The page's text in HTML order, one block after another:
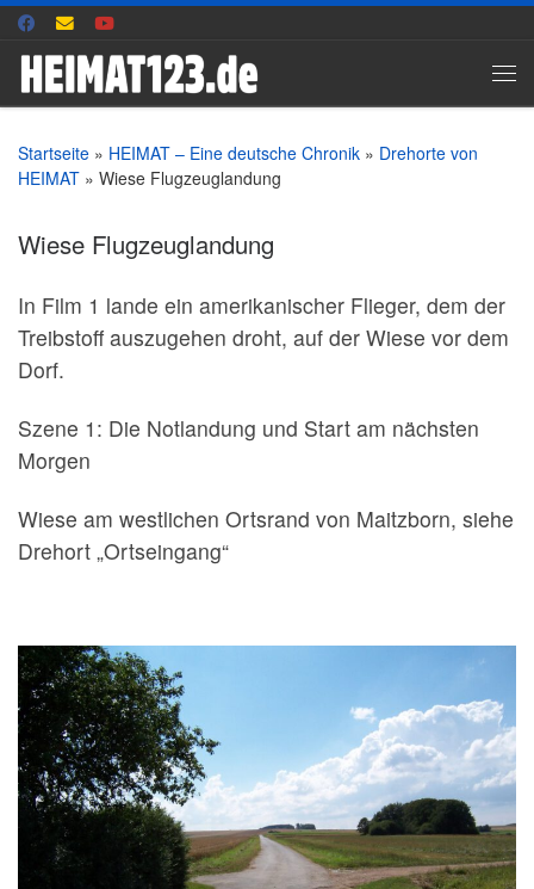
Zum Inhalt springen
Startseite » HEIMAT – Eine deutsche Chronik » Drehorte von
HEIMAT » Wiese Flugzeuglandung
Wiese Flugzeuglandung
In Film 1 lande ein amerikanischer Flieger, dem der
Treibstoff auszugehen droht, auf der Wiese vor dem
Dorf.
Szene 1: Die Notlandung und Start am nächsten
Morgen
Wiese am westlichen Ortsrand von Maitzborn, siehe
Drehort „Ortseingang“